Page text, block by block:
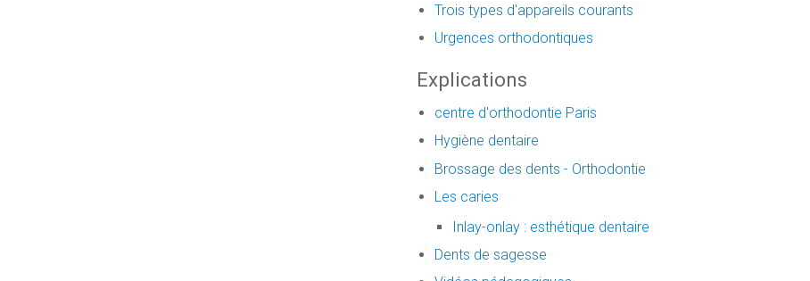
Trois types d'appareils courants
Urgences orthodontiques
Explications
centre d'orthodontie Paris
Hygiène dentaire
Brossage des dents - Orthodontie
Les caries
Inlay-onlay : esthétique dentaire
Dents de sagesse